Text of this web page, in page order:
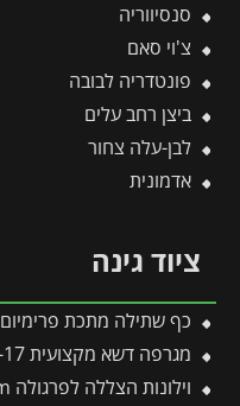
סנסיווריה
צ'וי סאם
פונטדריה לבובה
ביצן רחב עלים
לבן-עלה צחור
אדמונית
ציוד גינה
כף שתילה מתכת פרימיום פיסקארס
מגרפה דשא מקצועית J-17 -תבור
וילונות הצללה לפרגולה 3.4X5.2 Stockholm מבית פלרם – Canopia